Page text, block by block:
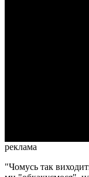
реклама
"Чомусь так